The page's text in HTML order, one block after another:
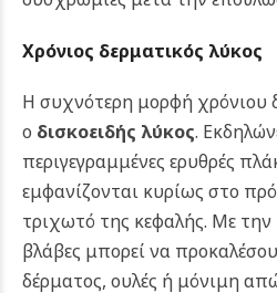
Χρόνιος δερματικός λύκος
Η συχνότερη μορφή χρόνιου
ο δισκοειδής λύκος.
περιγεγραμμένες ερυθρές
εμφανίζονται κυρίως στο
τριχωτό της κεφαλής. Με
βλάβες μπορεί να
δέρματος, ουλές ή μόνιμη